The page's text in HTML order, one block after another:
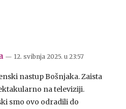
— 12. svibnja 2025. u 23:57
nastup Bošnjaka. Zaista
na televiziji.
smo ovo odradili do